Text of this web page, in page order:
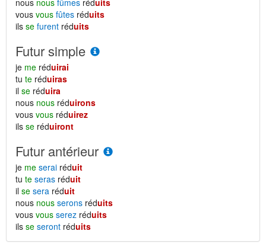
nous nous fûmes réduits
vous vous fûtes réduits
ils se furent réduits
Futur simple
je me réduirai
tu te réduiras
il se réduira
nous nous réduirons
vous vous réduirez
ils se réduiront
Futur antérieur
je me serai réduit
tu te seras réduit
il se sera réduit
nous nous serons réduits
vous vous serez réduits
ils se seront réduits